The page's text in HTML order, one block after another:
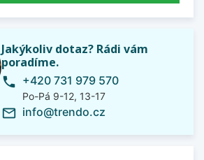
Jakýkoliv dotaz? Rádi vám
poradíme.
phone +420 731 979 570
Po-Pá 9-12, 13-17
mail_outline info@trendo.cz